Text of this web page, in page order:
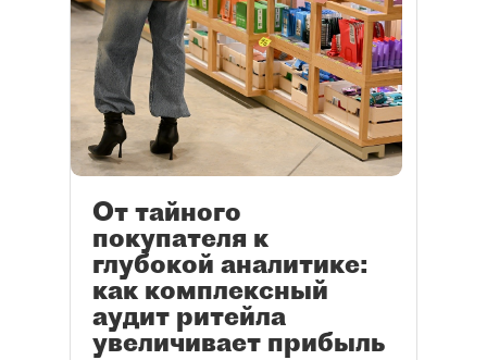
От тайного
покупателя к
глубокой аналитике:
как комплексный
аудит ритейла
увеличивает прибыль